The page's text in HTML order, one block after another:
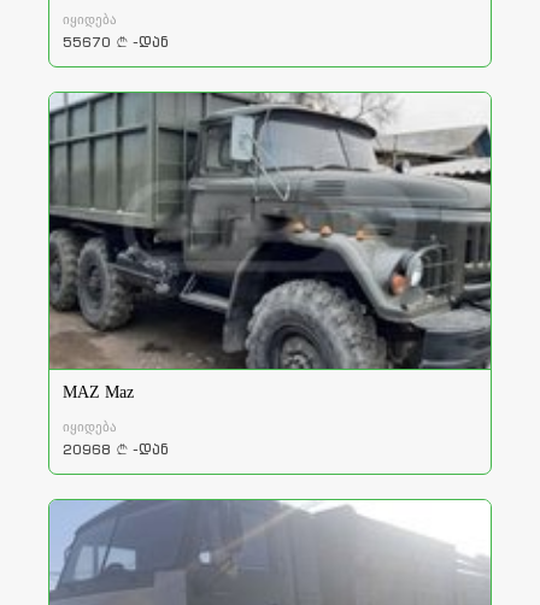
იყიდება
55670 a -დან
MAZ Maz
იყიდება
20968 a -დან